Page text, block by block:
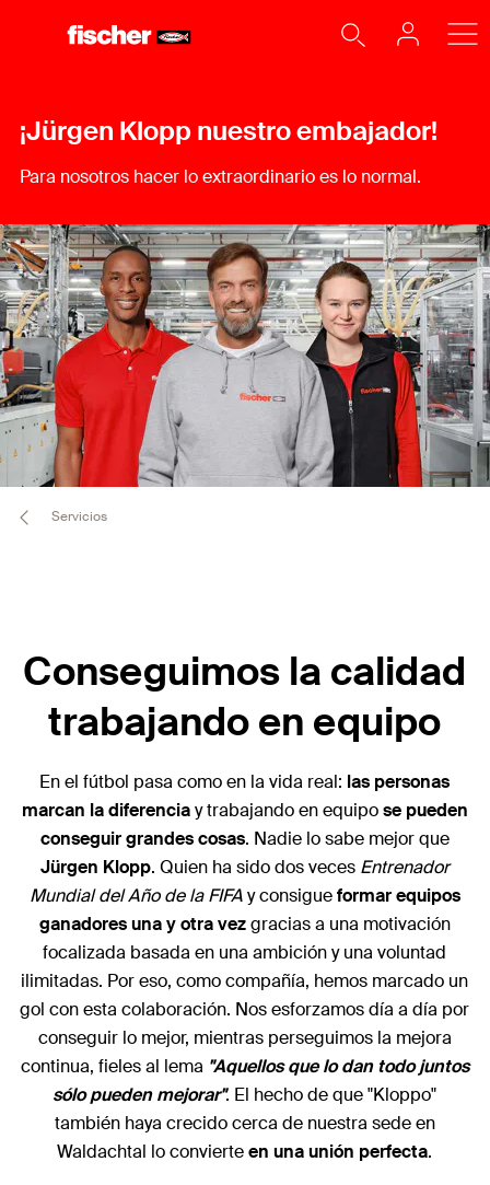
¡Jürgen Klopp nuestro embajador!
Para nosotros hacer lo extraordinario es lo normal.
Servicios
Conseguimos la calidad
trabajando en equipo
En el fútbol pasa como en la vida real: las personas
marcan la diferenciay trabajando en equipose pueden
conseguir grandes cosas. Nadie lo sabe mejor que
Jürgen Klopp. Quien ha sido dos veces Entrenador
Mundial del Año de la FIFAy consigueformar equipos
ganadores una y otra vezgracias a una motivación
focalizada basada en una ambición y una voluntad
ilimitadas. Por eso, como compañía, hemos marcado un
gol con esta colaboración. Nos esforzamos día a día por
conseguir lo mejor, mientras perseguimos la mejora
continua, fieles al lema "Aquellos que lo dan todo juntos
sólo pueden mejorar". El hecho de que "Kloppo"
también haya crecido cerca de nuestra sede en
Waldachtal lo convierteen una unión perfecta.